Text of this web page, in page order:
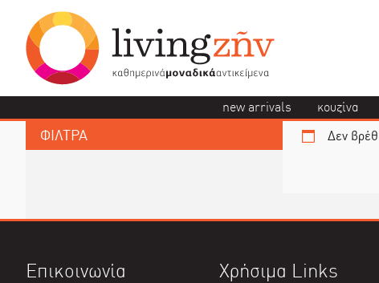
new arrivals κουζίνα
ΦΙΛΤΡΑ Δεν
Επικοινωνία Χρήσιμα Links